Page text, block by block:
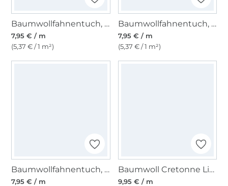
Baumwollfahnentuch, bordeaux
7,95 € / m
(5,37 € / 1 m²)
Baumwollfahnentuch, rosa
7,95 € / m
(5,37 € / 1 m²)
Baumwollfahnentuch, hellgelb
7,95 € / m
Baumwoll Cretonne Little Dots, hellbraun
9,95 € / m